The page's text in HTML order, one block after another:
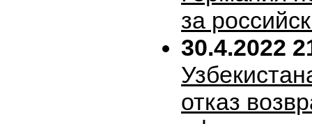
за
30.4.2022
отказ